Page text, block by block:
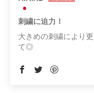
刺繍に迫力！
大きめの刺繍により
て◎